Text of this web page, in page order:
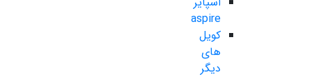
aspire
کویل
های
دیگر